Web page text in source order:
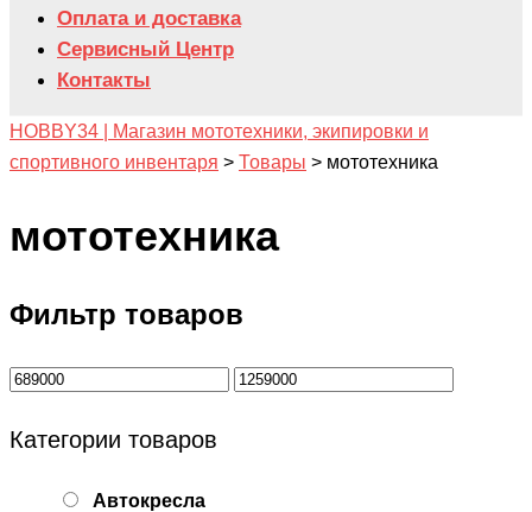
Оплата и доставка
Сервисный Центр
Контакты
HOBBY34 | Магазин мототехники, экипировки и
спортивного инвентаря > Товары > мототехника
мототехника
Фильтр товаров
Категории товаров
Автокресла